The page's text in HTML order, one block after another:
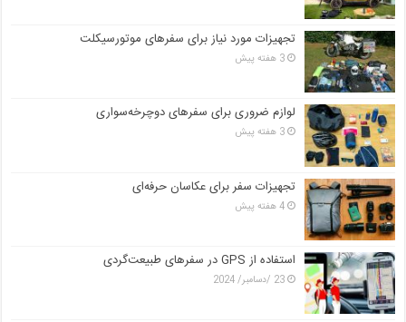
تجهیزات مورد نیاز برای سفرهای موتورسیکلت
3 هفته پیش
لوازم ضروری برای سفرهای دوچرخه‌سواری
3 هفته پیش
تجهیزات سفر برای عکاسان حرفه‌ای
4 هفته پیش
استفاده از GPS در سفرهای طبیعت‌گردی
23 /دسامبر/ 2024